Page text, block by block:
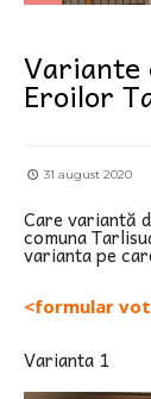
Variante
Eroilor
31 august 2020
Care variantă
comuna
varianta pe
<formular
Varianta 1